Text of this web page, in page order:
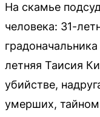
На скамье
человека: 31-
летняя Таисия
убийстве,
умерших,